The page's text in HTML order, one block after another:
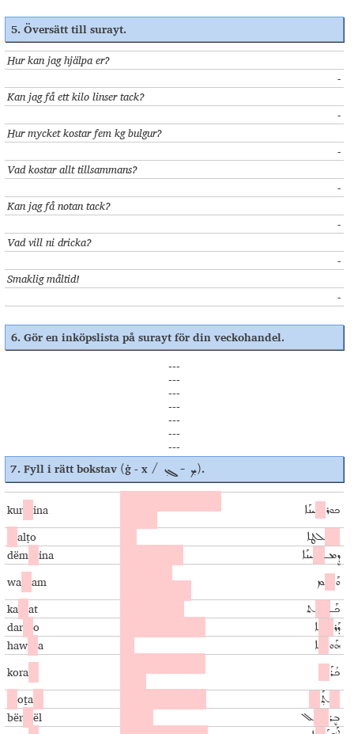
5. Översätt till surayt.
Hur kan jag hjälpa er?
-
Kan jag få ett kilo linser tack?
-
Hur mycket kostar fem kg bulgur?
-
Vad kostar allt tillsammans?
-
Kan jag få notan tack?
-
Vad vill ni dricka?
-
Smaklig måltid!
-
6. Gör en inköpslista på surayt för din veckohandel.
---
---
---
---
---
---
---
7. Fyll i rätt bokstav (ġ - x / ܟ̣ - ܓ̣).
kur ina ܟܘܪ ܝܢܰܐ
alṭo ܠܛܐ
dëm ina ܕܷܡـ ܝܢܰܐ
wa am ܘܰ ܡ
ka at ܟܰـ ܬ
dar o ܕܰܪ ܐ
haw a ܗܰܘ ܐ
kora ܟܳܪܰ
oṯa ܬ̣ܰ
bër ël ܒܷܪ ܠ